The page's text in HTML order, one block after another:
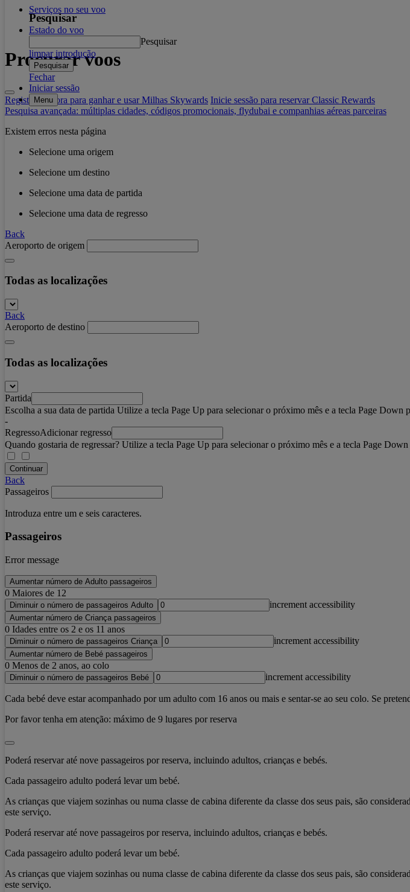
Pesquisar
Pesquisar
limpar introdução
Pesquisar
Fechar
Iniciar sessão
Menu
Serviços no seu voo
Estado do voo
Procurar voos
Registe-se agora para ganhar e usar Milhas Skywards Inicie sessão para reservar Classic Rewards
Pesquisa avançada: múltiplas cidades, códigos promocionais, flydubai e companhias aéreas parceiras
Existem erros nesta página
Selecione uma origem
Selecione um destino
Selecione uma data de partida
Selecione uma data de regresso
Back
Aeroporto de origem
Todas as localizações
Back
Aeroporto de destino
Todas as localizações
Partida
Escolha a sua data de partida Utilize a tecla Page Up para selecionar o próximo mês e a tecla Page Down
-
RegressoAdicionar regresso
Quando gostaria de regressar? Utilize a tecla Page Up para selecionar o próximo mês e a tecla Page
Continuar
Back
Passageiros
Introduza entre um e seis caracteres.
Passageiros
Error message
Aumentar número de Adulto passageiros
0 Maiores de 12
Diminuir o número de passageiros Adulto increment accessibility
Aumentar número de Criança passageiros
0 Idades entre os 2 e os 11 anos
Diminuir o número de passageiros Criança increment accessibility
Aumentar número de Bebé passageiros
0 Menos de 2 anos, ao colo
Diminuir o número de passageiros Bebé increment accessibility
Cada bebé deve estar acompanhado por um adulto com 16 anos ou mais e sentar-se ao seu colo. Se
Por favor tenha em atenção: máximo de 9 lugares por reserva
Poderá reservar até nove passageiros por reserva, incluindo adultos, crianças e bebés.
Cada passageiro adulto poderá levar um bebé.
As crianças que viajem sozinhas ou numa classe de cabina diferente da classe dos seus pais, são
este serviço.
Poderá reservar até nove passageiros por reserva, incluindo adultos, crianças e bebés.
Cada passageiro adulto poderá levar um bebé.
As crianças que viajem sozinhas ou numa classe de cabina diferente da classe dos seus pais, são
este serviço.